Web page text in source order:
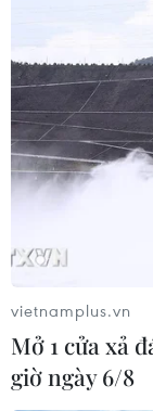
Thứ trưởng
lực giá cả khi
1/7/2026
03/08/2026 13:08
Bộ Tài chính:
ngoài thúc
số
Hộ kinh doanh
kế toán điện tử
vietnamplus.vn
Mở 1 cửa xả
giờ ngày 6/8